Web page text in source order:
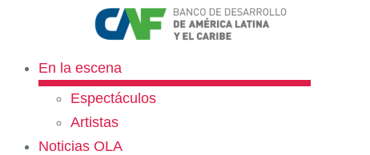
En la escena
Espectáculos
Artistas
Noticias OLA